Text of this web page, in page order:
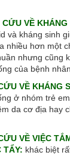
CỨU VỀ
và kháng sinh
nhiều hơn một
nhưng cũng
của bệnh nhân.
VỀ KHÁNG
ở nhóm trẻ
da cơ địa hay
VỀ VIỆC
TẨY: khác biệt